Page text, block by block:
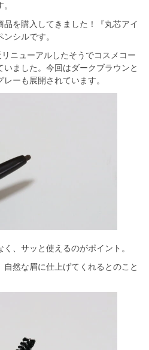
を購入してきました！『丸芯アイ
シルです。
ニューアルしたそうでコスメコー
ました。今回はダークブラウンと
ーも展開されています。
、サッと使えるのがポイント。
然な眉に仕上げてくれるとのこと